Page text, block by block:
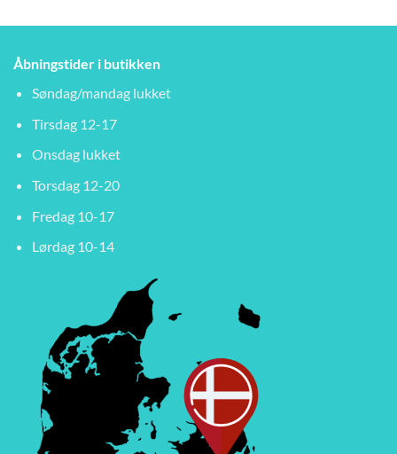
Åbningstider i butikken
Søndag/mandag lukket
Tirsdag 12-17
Onsdag lukket
Torsdag 12-20
Fredag 10-17
Lørdag 10-14